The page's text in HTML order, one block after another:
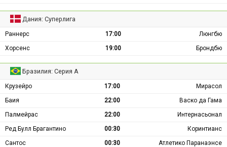
Дания: Суперлига
Раннерс 17:00
Люнгбю
Хорсенс
19:00 Брондбю
Бразилия: Серия А
Крузейро 17:00
Мирасол
Баия
22:00
Васко да Гама
Палмейрас
22:00
Интернасьонал
Ред Булл Брагантино
00:30
Коринтианс
Сантос
00:30
Атлетико Паранаэнсе